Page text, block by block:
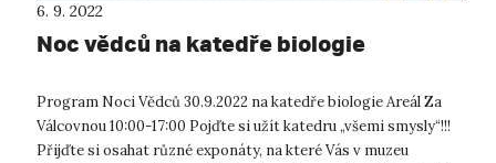
6. 9. 2022
Noc vědců na katedře biologie
Program Noci Vědců 30.9.2022 na katedře biologie Areál Za
Válcovnou 10:00-17:00 Pojďte si užít katedru „všemi smysly“!!!
Přijďte si osahat různé exponáty, na které Vás v muzeu